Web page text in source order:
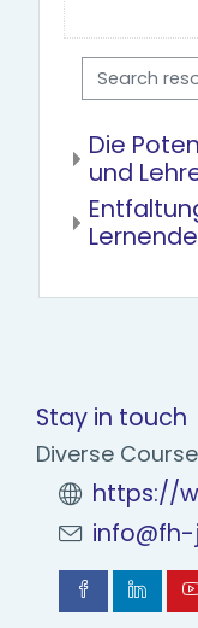
Search
Die
und
Stay in touch
Diverse
https://